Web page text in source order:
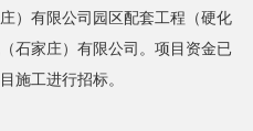
）有限公司园区配套工程（硬化
石家庄）有限公司。项目资金已
施工进行招标。